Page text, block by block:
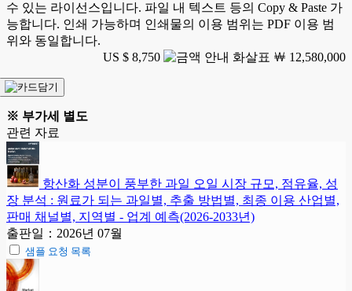
수 있는 라이선스입니다. 파일 내 텍스트 등의 Copy & Paste 가
능합니다. 인쇄 가능하며 인쇄물의 이용 범위는 PDF 이용 범
위와 동일합니다.
US $ 8,750
￦ 12,580,000
※ 부가세 별도
관련 자료
항산화 성분이 풍부한 과일 오일 시장 규모, 점유율, 성
장 분석 : 원료가 되는 과일별, 추출 방법별, 최종 이용 산업별,
판매 채널별, 지역별 - 업계 예측(2026-2033년)
출판일：2026년 07월
샘플 요청 목록